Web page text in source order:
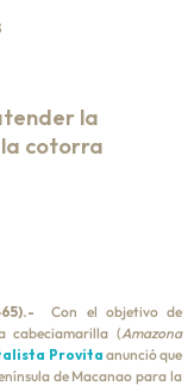
la
cotorra
Con el objetivo de
cabeciamarilla (Amazona
Provita anunció que
de Macanao para la